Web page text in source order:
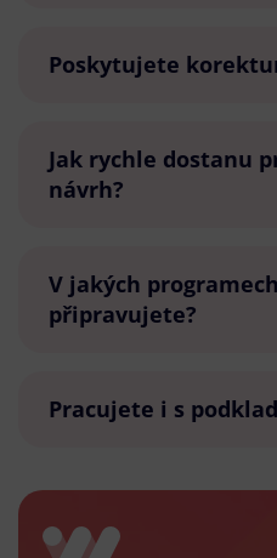
Poskytujete
Jak rychle dostanu
návrh?
V jakých
připravujete?
Pracujete i s